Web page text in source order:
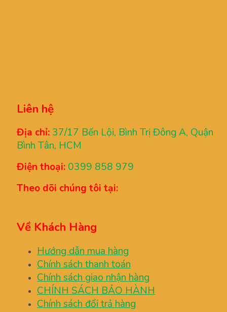
Liên hệ
Địa chỉ: 37/17 Bến Lội, Bình Trị Đông A, Quận
Bình Tân, HCM
Điện thoại: 0399 858 979
Theo dõi chúng tôi tại:
Về Khách Hàng
Hướng dẫn mua hàng
Chính sách thanh toán
Chính sách giao nhận hàng
CHÍNH SÁCH BẢO HÀNH
Chính sách đổi trả hàng